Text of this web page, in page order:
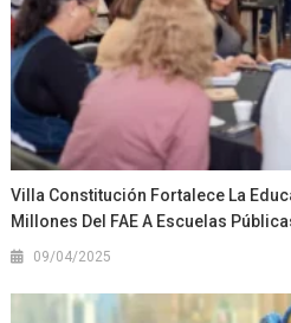
Villa Constitución Fortalece La
Millones Del FAE A Escuelas
09/04/2025